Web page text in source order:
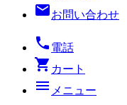
mailお問い合わせ
local_phone 電話
shopping_cart カート
menu メニュー